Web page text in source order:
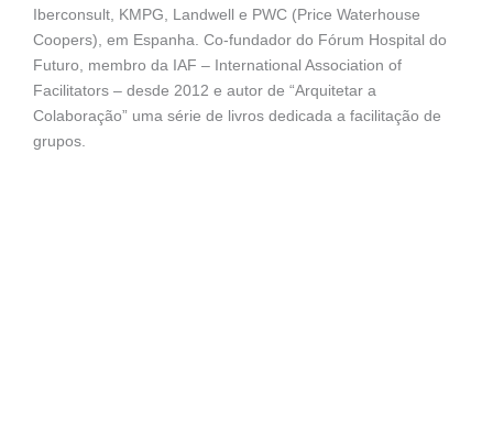
Iberconsult, KMPG, Landwell e PWC (Price Waterhouse
Coopers), em Espanha. Co-fundador do Fórum Hospital do
Futuro, membro da IAF – International Association of
Facilitators – desde 2012 e autor de “Arquitetar a
Colaboração” uma série de livros dedicada a facilitação de
grupos.